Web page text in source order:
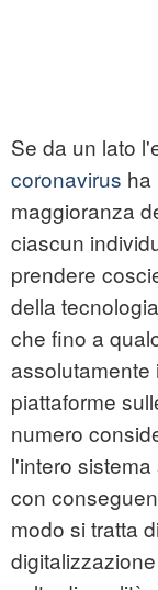
Se da un lato
coronavirus ha
maggioranza
ciascun
prendere
della
che fino a
assolutamente
piattaforme
numero
l'intero
con
modo si tratta